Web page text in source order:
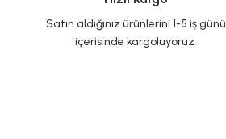
Satın aldığınız ürünlerini 1-5 iş günü
içerisinde kargoluyoruz.